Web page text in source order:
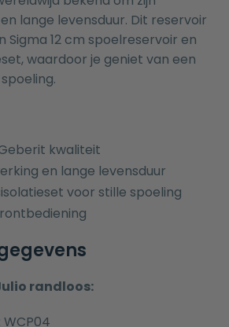
lange levensduur. Dit reservoir
Sigma 12 cm spoelreservoir en
waardoor je geniet van een
kwaliteit
en lange levensduur
voor stille spoeling
randloos: